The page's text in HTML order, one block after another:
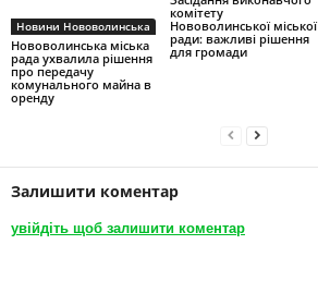
Новини Нововолинська
Нововолинська міська
рада ухвалила рішення
про передачу
комунального майна в
оренду
комітету
Нововолинської міської
ради: важливі рішення
для громади
Залишити коментар
увійдіть щоб залишити коментар